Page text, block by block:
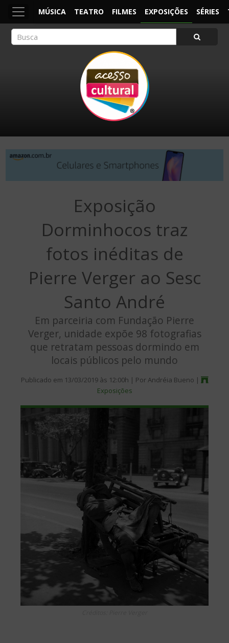
MÚSICA TEATRO FILMES EXPOSIÇÕES SÉRIES
Exposição
Dorminhocos traz
fotos inéditas de
Pierre Verger ao Sesc
Santo André
Em parceiria com Fundação Pierre
Verger, unidade expõe 98 fotografias
que retratam pessoas dormindo em
locais públicos pelo mundo
Publicado em 13/03/2019 às 12:00h | Por Andréia Bueno |
Exposições